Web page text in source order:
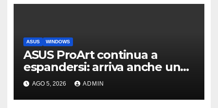
ASUS WINDOWS
ASUS ProArt continua a
espandersi: arriva anche un
box SSD di fascia alta
AGO 5, 2026 ADMIN